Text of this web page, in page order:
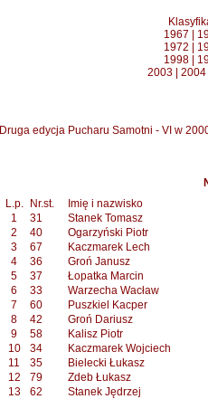
1967
1972
1998
2003| 2004
Druga edycja Pucharu Samotni - VI w
L.p.
Nr.st.
Imię i nazwisko
1
31
Stanek Tomasz
2
40
Ogarzyński Piotr
3
67
Kaczmarek Lech
4
36
Groń Janusz
5
37
Łopatka Marcin
6
33
Warzecha Wacław
7
60
Puszkiel Kacper
8
42
Groń Dariusz
9
58
Kalisz Piotr
10
34
Kaczmarek Wojciech
11
35
Bielecki Łukasz
12
79
Zdeb Łukasz
13
62
Stanek Jędrzej